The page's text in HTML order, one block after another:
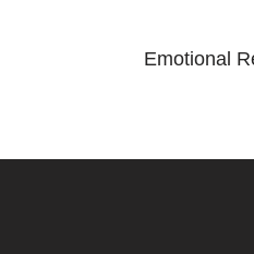
Emotional